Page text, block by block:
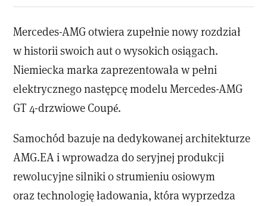
Mercedes-AMG otwiera zupełnie nowy rozdział
w historii swoich aut o wysokich osiągach.
Niemiecka marka zaprezentowała w pełni
elektrycznego następcę modelu Mercedes-AMG
GT 4-drzwiowe Coupé.
Samochód bazuje na dedykowanej architekturze
AMG.EA i wprowadza do seryjnej produkcji
rewolucyjne silniki o strumieniu osiowym
oraz technologię ładowania, która wyprzedza